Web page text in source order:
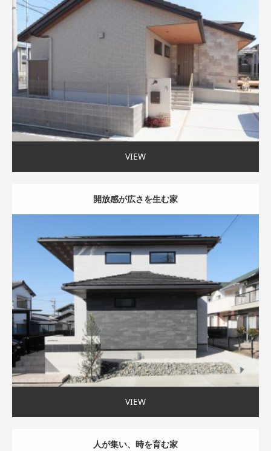
自然や庭を楽しむ 〜35坪まで
VIEW
開放感が広さを生む家
モダン外観 吹抜け 家事ラク動線 35〜40坪まで
VIEW
人が集い、時を育む家